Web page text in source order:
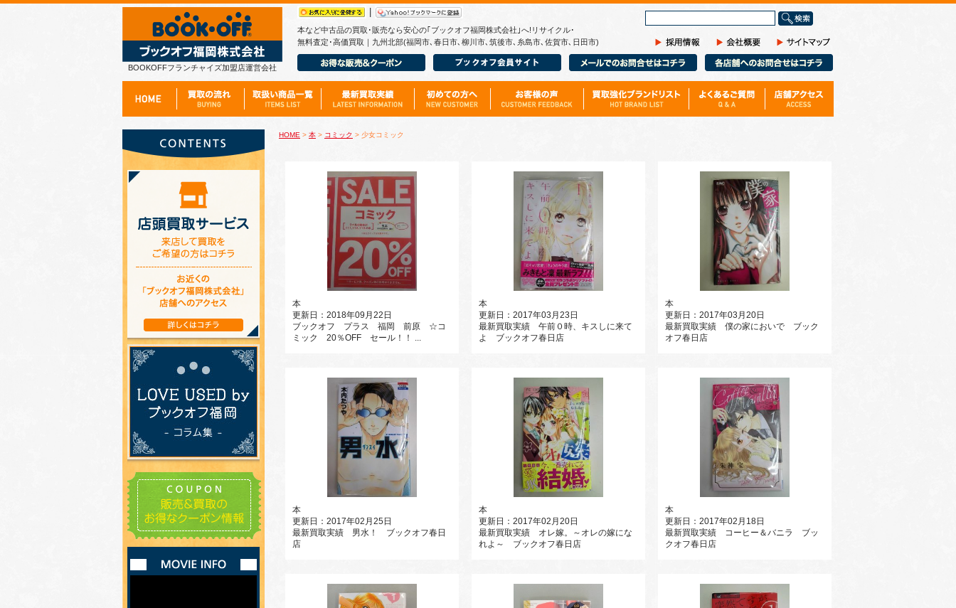
BOOKOFFフランチャイズ加盟店運営会社
本など中古品の買取･販売なら安心の｢ブックオフ福岡株式会社｣へ!リサイクル･
無料査定･高価買取｜九州北部(福岡市､春日市､柳川市､筑後市､糸島市､佐賀市､日田市)
内
検
索
HOME > 本 > コミック > 少女コミック
本
更新日：2018年09月22日
ブックオフ プラス 福岡 前原 ☆コ
ミック 20％OFF セール！！ ...
本
更新日：2017年03月23日
最新買取実績 午前０時、キスしに来て
よ ブックオフ春日店
本
更新日：2017年03月20日
最新買取実績 僕の家においで ブック
オフ春日店
本
更新日：2017年02月25日
最新買取実績 男水！ ブックオフ春日
店
本
更新日：2017年02月20日
最新買取実績 オレ嫁。～オレの嫁にな
れよ～ ブックオフ春日店
本
更新日：2017年02月18日
最新買取実績 コーヒー＆バニラ ブッ
クオフ春日店